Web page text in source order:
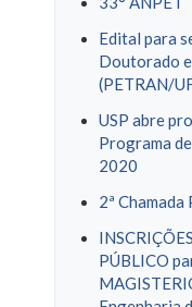
Edital para
Doutorado
(PETRAN/
USP abre
Programa
2020
2ª
PÚBLICO